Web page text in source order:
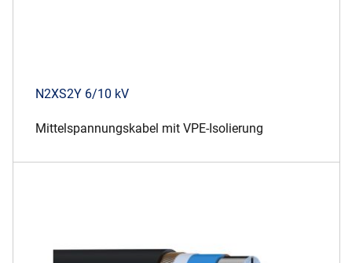
N2XS2Y 6/10 kV
Mittelspannungskabel mit VPE-Isolierung